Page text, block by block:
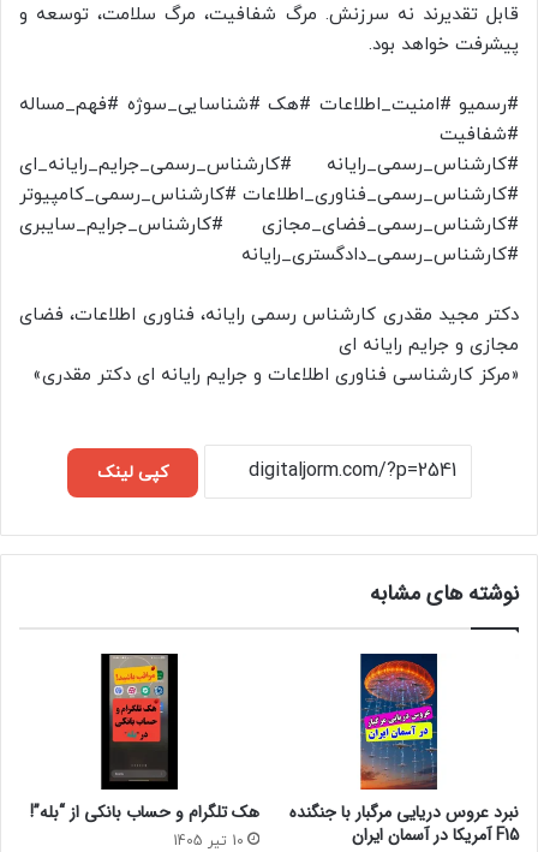
قابل تقدیرند نه سرزنش. مرگ شفافیت، مرگ سلامت، توسعه و
پیشرفت خواهد بود.
#رسمیو #امنیت_اطلاعات #هک #شناسایی_سوژه #فهم_مساله
#شفافیت
#کارشناس_رسمی_رایانه #کارشناس_رسمی_جرایم_رایانه_ای
#کارشناس_رسمی_فناوری_اطلاعات #کارشناس_رسمی_کامپیوتر
#کارشناس_رسمی_فضای_مجازی #کارشناس_جرایم_سایبری
#کارشناس_رسمی_دادگستری_رایانه
دکتر مجید مقدری کارشناس رسمی رایانه، فناوری اطلاعات، فضای
مجازی و جرایم رایانه ای
«مرکز کارشناسی فناوری اطلاعات و جرایم رایانه ای دکتر مقدری»
کپی لینک
نوشته های مشابه
نبرد عروس دریایی مرگبار با جنگنده
F15 آمریکا در آسمان ایران
هک تلگرام و حساب بانکی از “بله”!
10 تیر 1405